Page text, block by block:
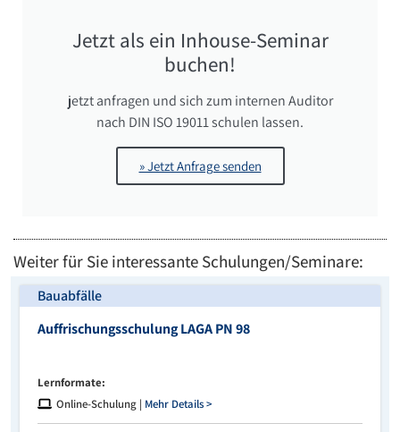
Jetzt als ein Inhouse-Seminar
buchen!
jetzt anfragen und sich zum internen Auditor
nach DIN ISO 19011 schulen lassen.
» Jetzt Anfrage senden
Weiter für Sie interessante Schulungen/Seminare:
Bauabfälle
Auffrischungsschulung LAGA PN 98
Lernformate:
Online-Schulung | Mehr Details >